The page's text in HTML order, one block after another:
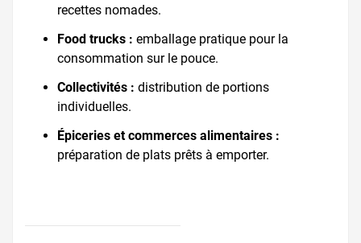
recettes nomades.
Food trucks : emballage pratique pour la
consommation sur le pouce.
Collectivités : distribution de portions
individuelles.
Épiceries et commerces alimentaires :
préparation de plats prêts à emporter.